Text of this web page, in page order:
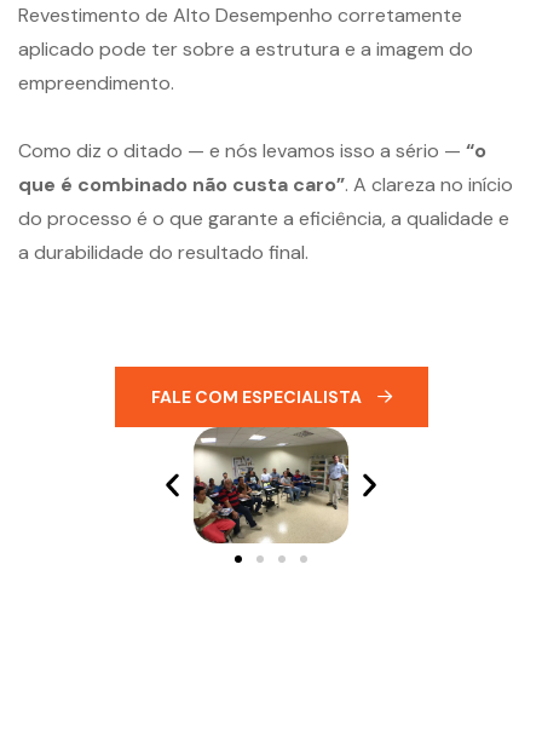
Revestimento de Alto Desempenho corretamente
aplicado pode ter sobre a estrutura e a imagem do
empreendimento.
Como diz o ditado — e nós levamos isso a sério — “o
que é combinado não custa caro”. A clareza no início
do processo é o que garante a eficiência, a qualidade e
a durabilidade do resultado final.
FALE COM ESPECIALISTA